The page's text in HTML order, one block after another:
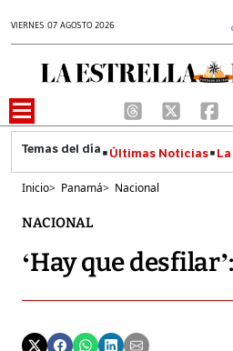
VIERNES 07 AGOSTO 2026
Últimas Noticias
Inicio> Panamá> Nacional
NACIONAL
‘Hay que